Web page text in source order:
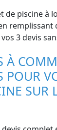
de piscine à
remplissant
3 devis
À
POUR
SUR